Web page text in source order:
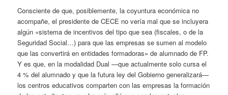
Consciente de que, posiblemente, la coyuntura económica no
acompañe, el presidente de CECE no vería mal que se incluyera
algún «sistema de incentivos del tipo que sea (fiscales, o de la
Seguridad Social…) para que las empresas se sumen al modelo
que las convertirá en entidades formadoras» de alumnado de FP.
Y es que, en la modalidad Dual —que actualmente solo cursa el
4 % del alumnado y que la futura ley del Gobierno generalizará—
los centros educativos comparten con las empresas la formación